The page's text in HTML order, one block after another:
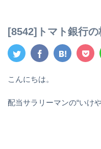
[8542]トマト銀行
こんにちは。
配当サラリーマンの“いけ